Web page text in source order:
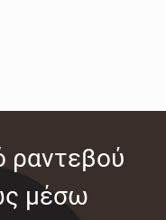
ραντεβού
μέσω